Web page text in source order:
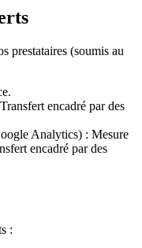
prestataires (soumis au
encadré par des
Analytics) : Mesure
encadré par des
: